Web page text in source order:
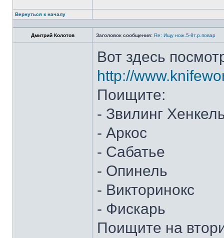
Вернуться к началу
Дмитрий Колотов Заголовок сообщения: Re: Ищу нож.5-8т.р.повар
Вот здесь
http://
Поищите:
- Звилинг
- Аркос
- Сабатье
- Опинель
- Викторинокс
- Фискарь
Поищите на